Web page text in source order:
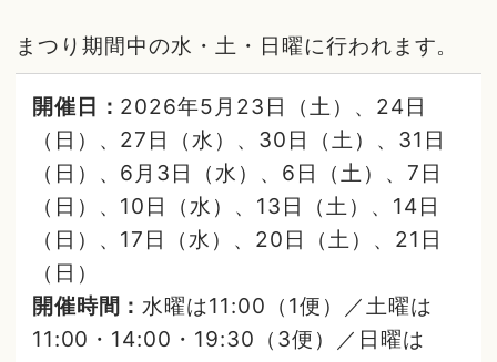
まつり期間中の水・土・日曜に行われます。
開催日： 2026年5月23日（土）、24日
（日）、27日（水）、30日（土）、31日
（日）、6月3日（水）、6日（土）、7日
（日）、10日（水）、13日（土）、14日
（日）、17日（水）、20日（土）、21日
（日）
開催時間：水曜は11:00（1便）／土曜は
11:00・14:00・19:30（3便）／日曜は